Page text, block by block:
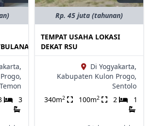
Temon
3
Rp. 45 juta (tahunan)
TEMPAT USAHA LOKASI
DEKAT RSU
Di Yogyakarta,
Kabupaten Kulon Progo,
Sentolo
340m2 100m2 2 1